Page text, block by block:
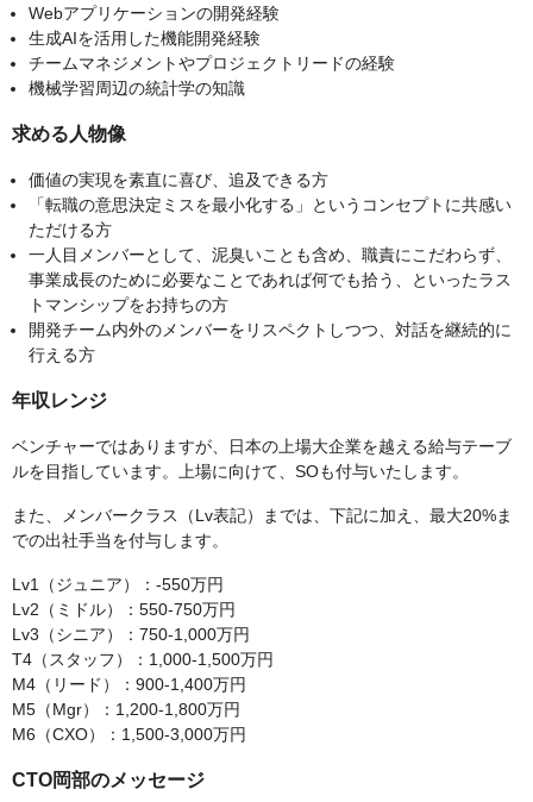
Webアプリケーションの開発経験
生成AIを活用した機能開発経験
チームマネジメントやプロジェクトリードの経験​
機械学習周辺の統計学の知識
求める人物像
価値の実現を素直に喜び、追及できる方
「転職の意思決定ミスを最小化する」というコンセプトに共感い
ただける方
一人目メンバーとして、泥臭いことも含め、職責にこだわらず、
事業成長のために必要なことであれば何でも拾う、といったラス
トマンシップをお持ちの方
開発チーム内外のメンバーをリスペクトしつつ、対話を継続的に
行える方
年収レンジ
ベンチャーではありますが、日本の上場大企業を越える給与テーブ
ルを目指しています。上場に向けて、SOも付与いたします。
また、メンバークラス（Lv表記）までは、下記に加え、最大20%ま
での出社手当を付与します。
Lv1（ジュニア）：-550万円
Lv2（ミドル）：550-750万円
Lv3（シニア）：750-1,000万円
T4（スタッフ）：1,000-1,500万円
M4（リード）：900-1,400万円
M5（Mgr）：1,200-1,800万円
M6（CXO）：1,500-3,000万円
CTO岡部のメッセージ